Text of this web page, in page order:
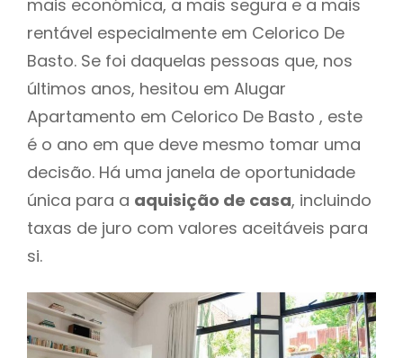
mais económica, a mais segura e a mais
rentável especialmente em Celorico De
Basto. Se foi daquelas pessoas que, nos
últimos anos, hesitou em Alugar
Apartamento em Celorico De Basto , este
é o ano em que deve mesmo tomar uma
decisão. Há uma janela de oportunidade
única para a aquisição de casa, incluindo
taxas de juro com valores aceitáveis para
si.